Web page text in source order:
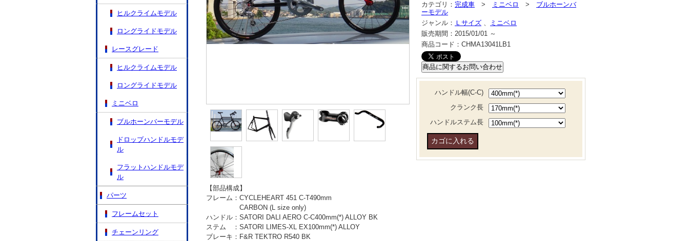
カテゴリ： 完成車 > ミニベロ > ブルホーンバ
ーモデル
ジャンル： Ｌサイズ 、
ミニベロ
販売期間： 2015/01/01 ～
商品コード： CHMA13041LB1
ハンドル幅(C-C)
クランク長
ハンドルステム長
【部品構成】
フレーム：CYCLEHEART 451 C-T490mm
CARBON (L size only)
ハンドル：SATORI DALI AERO C-C400mm(*) ALLOY BK
ステム ：SATORI LIMES-XL EX100mm(*) ALLOY
ブレーキ：F&R TEKTRO R540 BK
ヒルクライムモデル
ロングライドモデル
レースグレード
ヒルクライムモデル
ロングライドモデル
ミニベロ
ブルホーンバーモデル
ドロップハンドルモデ
ル
フラットハンドルモデ
ル
パーツ
フレームセット
チェーンリング